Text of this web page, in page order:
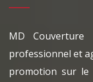
MD
professionnel et
promotion sur le